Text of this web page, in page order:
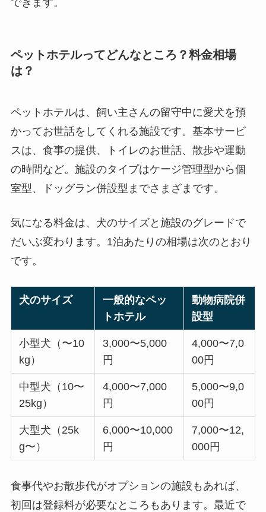
できます。
ペットホテルってどんなところ？料金相場
は？
ペットホテルは、飼い主さんの留守中に愛犬を預
かってお世話をしてくれる施設です。基本サービ
スは、食事の提供、トイレのお世話、散歩や運動
の時間など。施設のタイプはケージ管理型から個
室型、ドッグラン併設型までさまざまです。
気になる料金は、犬のサイズと施設のグレードで
だいぶ変わります。1泊あたりの相場は次のとおり
です。
犬のサイズ
一般的なペッ
トホテル
動物病院併
設型
小型犬（〜10
kg）
3,000〜5,000
円
4,000〜7,0
00円
中型犬（10〜
25kg）
4,000〜7,000
円
5,000〜9,0
00円
大型犬（25k
g〜）
6,000〜10,000
円
7,000〜12,
000円
食事代やお散歩代がオプションの施設もあれば、
初回は登録料が必要なところもあります。最近で